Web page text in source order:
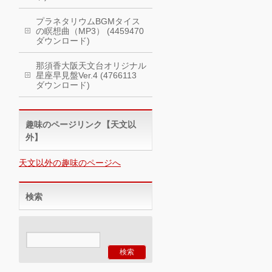
プラネタリウムBGMタイス
の瞑想曲（MP3） (4459470
ダウンロード)
那須香大阪天文台オリジナル
星座早見盤Ver.4 (4766113
ダウンロード)
趣味のページリンク【天文以
外】
天文以外の趣味のページへ
検索